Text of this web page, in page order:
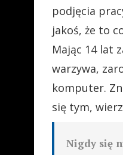
podjęcia
jakoś, że to
Mając 14 lat
warzywa,
komputer.
się tym,
Nigdy się